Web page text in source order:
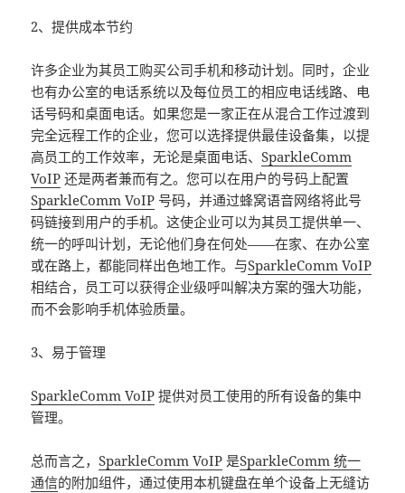
2、提供成本节约
许多企业为其员工购买公司手机和移动计划。同时，企业
也有办公室的电话系统以及每位员工的相应电话线路、电
话号码和桌面电话。如果您是一家正在从混合工作过渡到
完全远程工作的企业，您可以选择提供最佳设备集，以提
高员工的工作效率，无论是桌面电话、SparkleComm
VoIP 还是两者兼而有之。您可以在用户的号码上配置
SparkleComm VoIP 号码，并通过蜂窝语音网络将此号
码链接到用户的手机。这使企业可以为其员工提供单一、
统一的呼叫计划，无论他们身在何处——在家、在办公室
或在路上，都能同样出色地工作。与SparkleComm VoIP
相结合，员工可以获得企业级呼叫解决方案的强大功能，
而不会影响手机体验质量。
3、易于管理
SparkleComm VoIP 提供对员工使用的所有设备的集中
管理。
总而言之，SparkleComm VoIP 是SparkleComm 统一
通信的附加组件，通过使用本机键盘在单个设备上无缝访